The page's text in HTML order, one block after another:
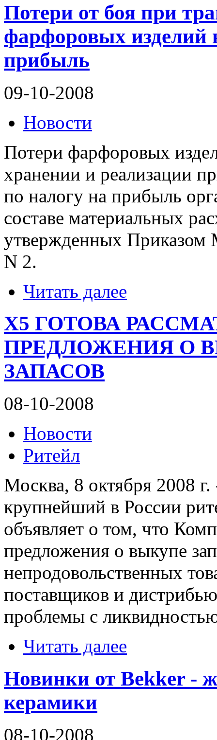
Потери от боя при
фарфоровых изделий
прибыль
09-10-2008
Новости
Потери фарфоровых
хранении и реализации
по налогу на прибыль
составе материальных
утвержденных
N 2.
Читать далее
X5 ГОТОВА
ПРЕДЛОЖЕНИЯ О
ЗАПАСОВ
08-10-2008
Новости
Ритейл
Москва, 8 октября 2008
крупнейший в России
объявляет о том, что
предложения о выкупе
непродовольственных
поставщиков и
проблемы с
Читать далее
Новинки от Bekker -
керамики
08-10-2008